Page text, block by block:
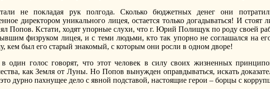
не покладая рук полгода. Сколько бюджетных денег они
директором уникального лицея, остается только догадываться! И стоят
Попов. Кстати, ходят упорные слухи, что г. Юрий Полищук по роду своей
физруком лицея, и с теми людьми, кто так упорно не соглашался на
кем был его старый знакомый, с которым они росли в одном дворе!
один голос говорят, что этот человек в силу своих жизненных
как Земля от Луны. Но Попов вынужден оправдываться, искать
дурно пахнущее дело с явной подставой, настоящие герои – борцы с